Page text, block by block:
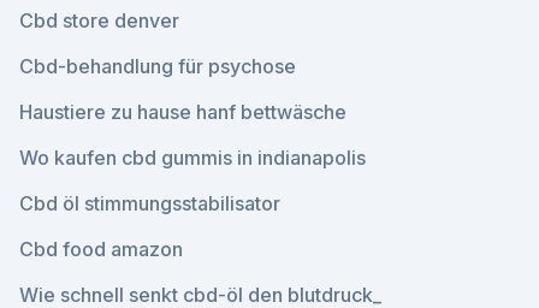
Cbd store denver
Cbd-behandlung für psychose
Haustiere zu hause hanf bettwäsche
Wo kaufen cbd gummis in indianapolis
Cbd öl stimmungsstabilisator
Cbd food amazon
Wie schnell senkt cbd-öl den blutdruck_